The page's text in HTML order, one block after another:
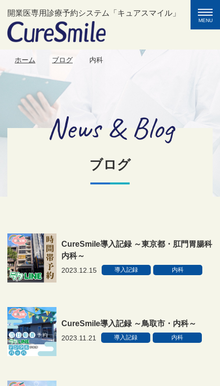
開業医専用診療予約システム「キュアスマイル」
ホーム ブログ 内科
ブログ
News & Blog
CureSmile導入記録 ～東京都・肛門胃腸科
内科～
2023.12.15 導入記録 内科
CureSmile導入記録 ～鳥取市・内科～
2023.11.21 導入記録 内科
toggle
MENU